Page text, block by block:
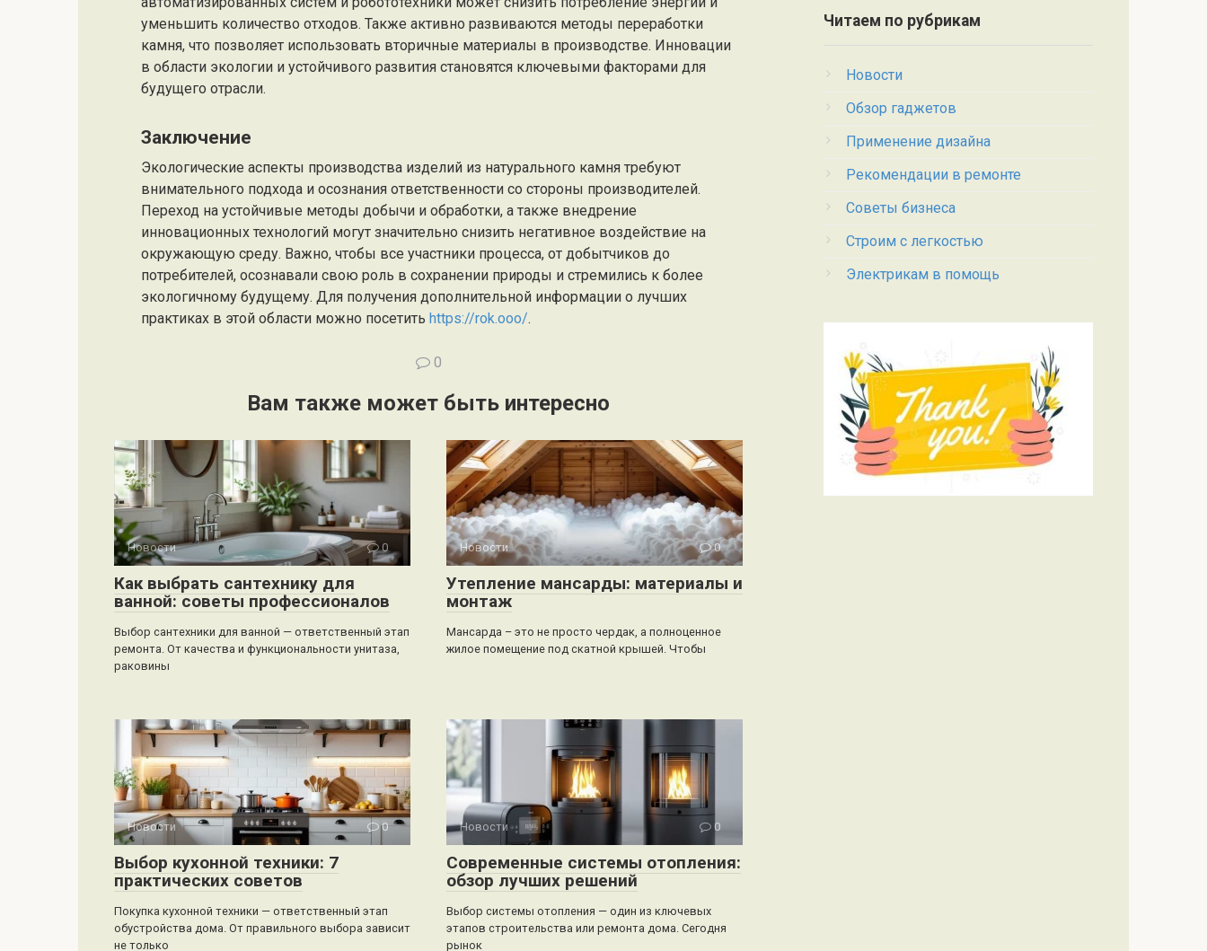
уменьшить количество отходов. Также активно развиваются методы переработки
камня, что позволяет использовать вторичные материалы в производстве. Инновации
в области экологии и устойчивого развития становятся ключевыми факторами для
будущего отрасли.
Заключение
Экологические аспекты производства изделий из натурального камня требуют
внимательного подхода и осознания ответственности со стороны производителей.
Переход на устойчивые методы добычи и обработки, а также внедрение
инновационных технологий могут значительно снизить негативное воздействие на
окружающую среду. Важно, чтобы все участники процесса, от добытчиков до
потребителей, осознавали свою роль в сохранении природы и стремились к более
экологичному будущему. Для получения дополнительной информации о лучших
практиках в этой области можно посетить https://rok.ooo/.
0
Вам также может быть интересно
Новости 0
Как выбрать сантехнику для
ванной: советы профессионалов
Выбор сантехники для ванной — ответственный этап
ремонта. От качества и функциональности унитаза,
раковины
Новости 0
Утепление мансарды: материалы и
монтаж
Мансарда – это не просто чердак, а полноценное
жилое помещение под скатной крышей. Чтобы
Новости 0
Выбор кухонной техники: 7
практических советов
Покупка кухонной техники — ответственный этап
обустройства дома. От правильного выбора зависит
не только
Новости 0
Современные системы отопления:
обзор лучших решений
Выбор системы отопления — один из ключевых
этапов строительства или ремонта дома. Сегодня
рынок
Читаем по рубрикам
Новости
Обзор гаджетов
Применение дизайна
Рекомендации в ремонте
Советы бизнеса
Строим с легкостью
Электрикам в помощь